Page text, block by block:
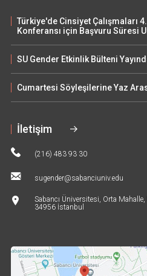
Türkiye'de Cinsiyet Çalışmaları
Konferansı için Başvuru Süresi
SU Gender Etkinlik Bülteni
Cumartesi Söyleşilerine Yaz
İletişim
(216) 483 93 30
sugender@sabanciuniv.edu
Sabancı Üniversitesi, Orta
34956 İstanbul